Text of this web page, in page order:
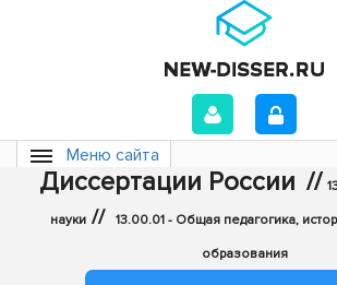
Меню сайта
Диссертации России //
науки // 13.00.01 - Общая педагогика,
образования